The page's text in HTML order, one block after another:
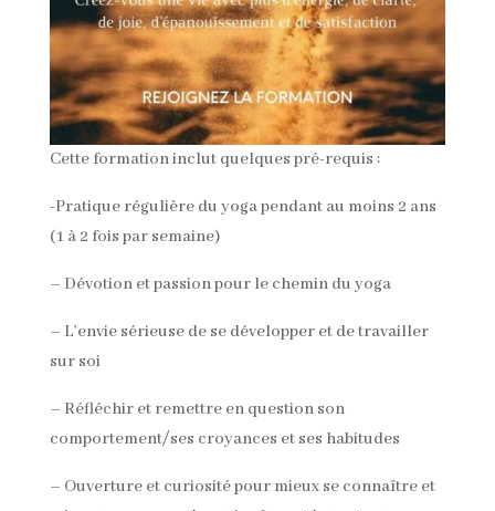
Cette formation inclut quelques pré-requis :
-Pratique régulière du yoga pendant au moins 2 ans
(1 à 2 fois par semaine)
– Dévotion et passion pour le chemin du yoga
– L’envie sérieuse de se développer et de travailler
sur soi
– Réfléchir et remettre en question son
comportement/ses croyances et ses habitudes
– Ouverture et curiosité pour mieux se connaître et